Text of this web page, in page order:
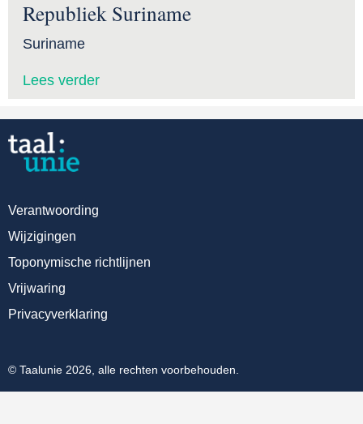
Republiek Suriname
Suriname
Lees verder
Verantwoording
Wijzigingen
Toponymische richtlijnen
Vrijwaring
Privacyverklaring
© Taalunie 2026, alle rechten voorbehouden.